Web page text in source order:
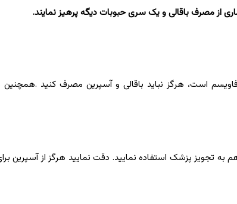
از مصرف باقالی و یک سری حبوبات دیگه پرهیز نمایند.
است، هرگز نباید باقالی و آسپرین مصرف کنید .همچنین
به تجویز پزشک استفاده نمایید. دقت نمایید هرگز از آسپرین